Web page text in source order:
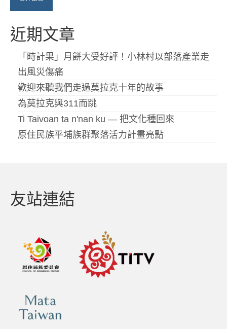
近期文章
「時計果」月餅大受好評！小林村以部落產業走
出風災傷痛
歡迎來聽我們走過莫拉克十年的故事
為莫拉克與311而跳
Ti Taivoan ta n'nan ku — 把文化種回來
原住民族平埔族群聚落活力計畫亮點
友站連結